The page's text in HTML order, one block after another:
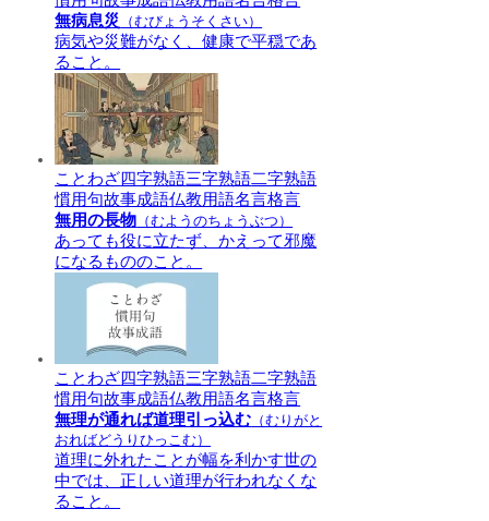
無病息災 （むびょうそくさい）
病気や災難がなく、健康で平穏であ
ること。
ことわざ四字熟語三字熟語二字熟語
慣用句故事成語仏教用語名言格言
無用の長物 （むようのちょうぶつ）
あっても役に立たず、かえって邪魔
になるもののこと。
ことわざ四字熟語三字熟語二字熟語
慣用句故事成語仏教用語名言格言
無理が通れば道理引っ込む （むりがと
おればどうりひっこむ）
道理に外れたことが幅を利かす世の
中では、正しい道理が行われなくな
ること。